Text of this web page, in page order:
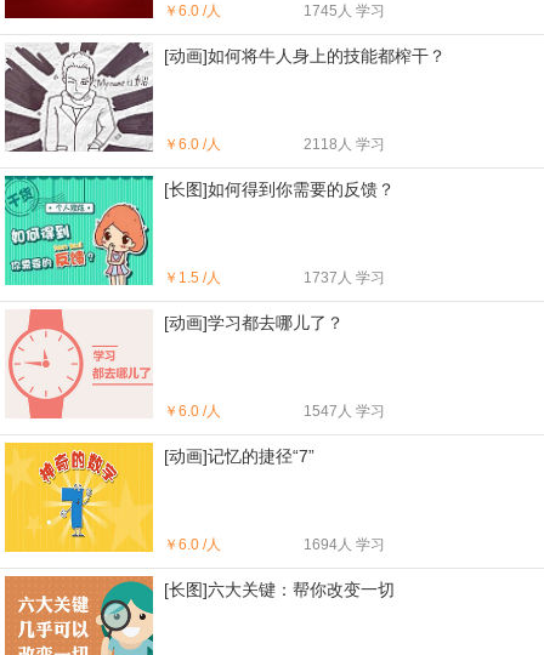
￥ 6.0 /人 1745人 学习
[动画]如何将牛人身上的技能都榨干？
￥ 6.0 /人 2118人 学习
[长图]如何得到你需要的反馈？
￥ 1.5 /人 1737人 学习
[动画]学习都去哪儿了？
￥ 6.0 /人 1547人 学习
[动画]记忆的捷径“7”
￥ 6.0 /人 1694人 学习
[长图]六大关键：帮你改变一切